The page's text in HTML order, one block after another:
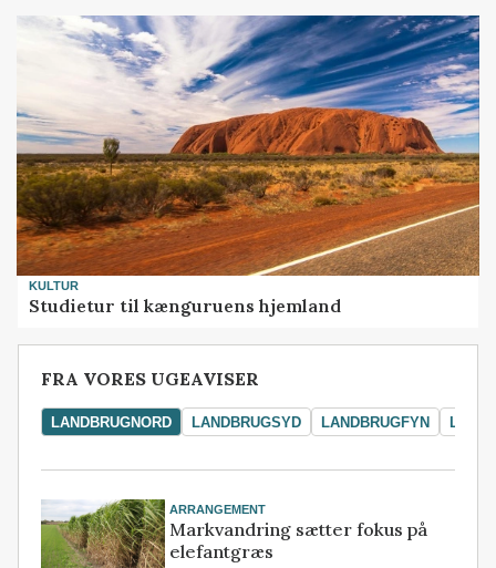
KULTUR
Studietur til kænguruens hjemland
FRA VORES UGEAVISER
LANDBRUGNORD LANDBRUGSYD LANDBRUGFYN
ARRANGEMENT
Markvandring sætter fokus på
elefantgræs